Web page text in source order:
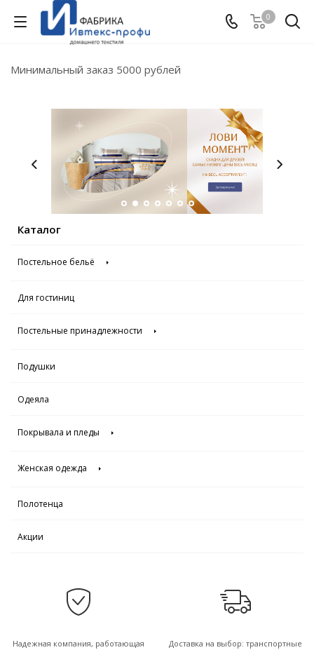
0
Минимальный заказ 5000 рублей
Каталог
Постельное бельё
Для гостиниц
Постельные принадлежности
Подушки
Одеяла
Покрывала и пледы
Женская одежда
Полотенца
Акции
Надежная компания, работающая
Доставка на выбор: транспортные